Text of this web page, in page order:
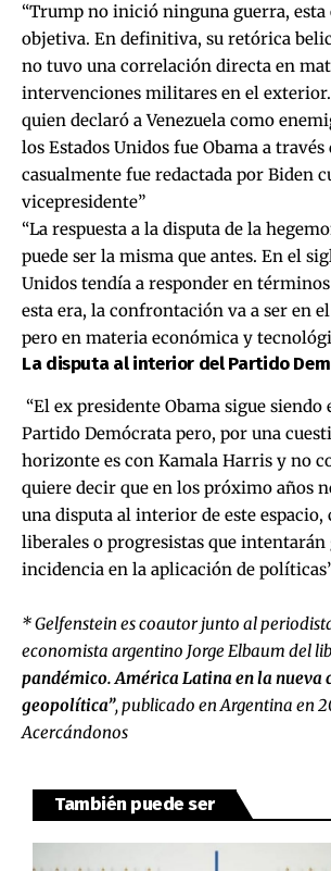
“Trump no inició ninguna guerra, esta
objetiva. En definitiva, su retórica
no tuvo una correlación directa en
intervenciones militares en el
quien declaró a Venezuela como
los Estados Unidos fue Obama a
casualmente fue redactada por Biden
vicepresidente”
“La respuesta a la disputa de la
puede ser la misma que antes. En el
Unidos tendía a responder en
esta era, la confrontación va a ser en
pero en materia económica y
La disputa al interior del Partido
“El ex presidente Obama sigue siendo
Partido Demócrata pero, por una
horizonte es con Kamala Harris y no
quiere decir que en los próximo años
una disputa al interior de este espacio,
liberales o progresistas que intentarán
incidencia en la aplicación de
* Gelfenstein es coautor junto al
economista argentino Jorge Elbaum del
pandémico. América Latina en la nueva
geopolítica”, publicado en Argentina en
Acercándonos
También puede ser